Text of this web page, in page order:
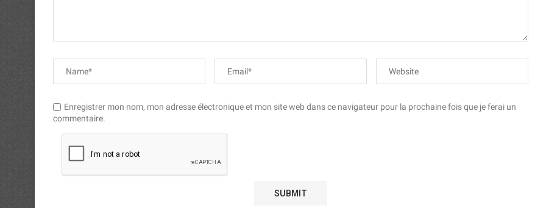
Enregistrer mon nom, mon adresse électronique et mon site web dans ce navigateur pour la prochaine fois que je ferai un
commentaire.